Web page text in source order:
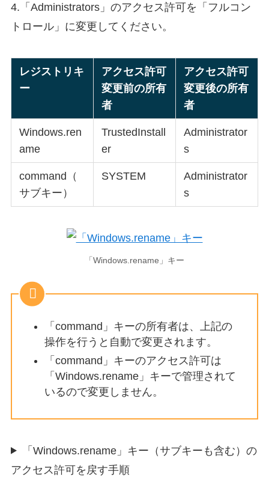
4.「Administrators」のアクセス許可を「フルコン
トロール」に変更してください。
レジストリキ
ー
アクセス許可
変更前の所有
者
アクセス許可
変更後の所有
者
Windows.ren
ame
TrustedInstall
er
Administrator
s
command（
サブキー）
SYSTEM
Administrator
s
「Windows.rename」キー
「command」キーの所有者は、上記の
操作を行うと自動で変更されます。
「command」キーのアクセス許可は
「Windows.rename」キーで管理されて
いるので変更しません。
「Windows.rename」キー（サブキーも含む）の
アクセス許可を戻す手順